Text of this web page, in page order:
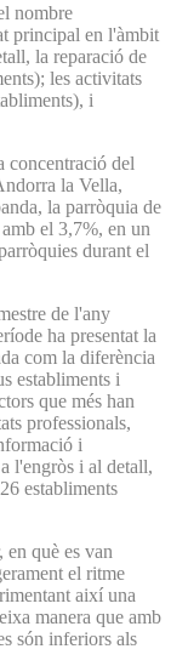
nombre
principal en l'àmbit
la reparació de
les activitats
i
concentració del
la Vella,
la parròquia de
el 3,7%, en un
durant el
de l'any
ha presentat la
com la diferència
establiments i
que més han
professionals,
i
l'engròs i al detall,
establiments
en què es van
el ritme
així una
manera que amb
són inferiors als